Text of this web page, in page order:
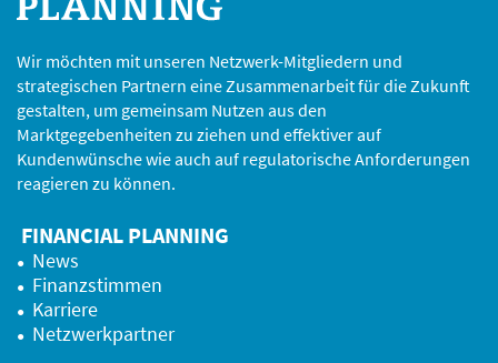
Wir möchten mit unseren Netzwerk-Mitgliedern und
strategischen Partnern eine Zusammenarbeit für die Zukunft
gestalten, um gemeinsam Nutzen aus den
Marktgegebenheiten zu ziehen und effektiver auf
Kundenwünsche wie auch auf regulatorische Anforderungen
reagieren zu können.
FINANCIAL PLANNING
News
Finanzstimmen
Karriere
Netzwerkpartner